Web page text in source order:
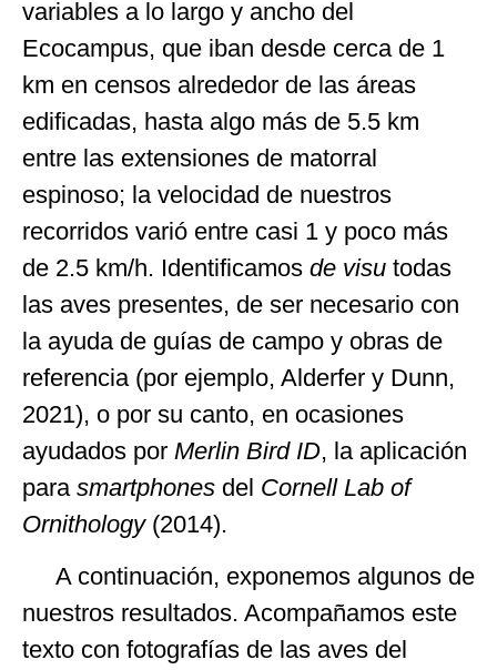
variables a lo largo y ancho del
Ecocampus, que iban desde cerca de 1
km en censos alrededor de las áreas
edificadas, hasta algo más de 5.5 km
entre las extensiones de matorral
espinoso; la velocidad de nuestros
recorridos varió entre casi 1 y poco más
de 2.5 km/h. Identificamos de visu todas
las aves presentes, de ser necesario con
la ayuda de guías de campo y obras de
referencia (por ejemplo, Alderfer y Dunn,
2021), o por su canto, en ocasiones
ayudados por Merlin Bird ID, la aplicación
para smartphones del Cornell Lab of
Ornithology(2014).
A continuación, exponemos algunos de
nuestros resultados. Acompañamos este
texto con fotografías de las aves del